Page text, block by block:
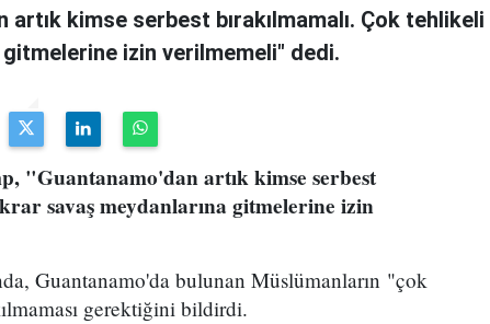
artık kimse serbest bırakılmamalı. Çok tehlikeli
izin verilmemeli" dedi.
"Guantanamo'dan artık kimse serbest
savaş meydanlarına gitmelerine izin
Guantanamo'da bulunan Müslümanların "çok
gerektiğini bildirdi.